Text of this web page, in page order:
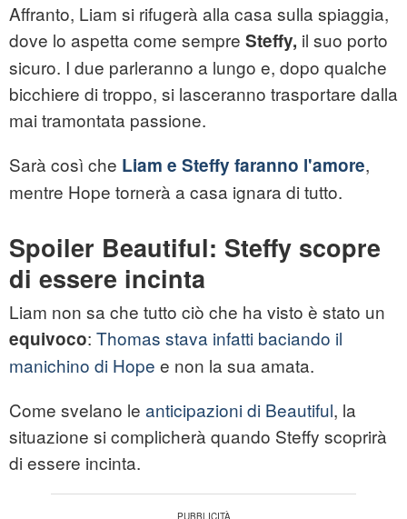
Affranto, Liam si rifugerà alla casa sulla spiaggia,
dove lo aspetta come sempre Steffy, il suo porto
sicuro. I due parleranno a lungo e, dopo qualche
bicchiere di troppo, si lasceranno trasportare dalla
mai tramontata passione.
Sarà così che Liam e Steffy faranno l'amore,
mentre Hope tornerà a casa ignara di tutto.
Spoiler Beautiful: Steffy scopre
di essere incinta
Liam non sa che tutto ciò che ha visto è stato un
equivoco: Thomas stava infatti baciando il
manichino di Hope e non la sua amata.
Come svelano le anticipazioni di Beautiful, la
situazione si complicherà quando Steffy scoprirà
di essere incinta.